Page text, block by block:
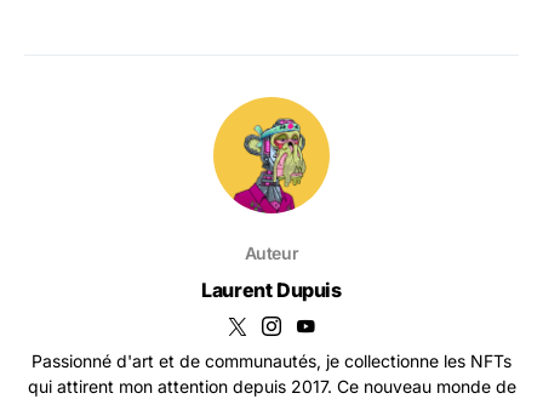
Auteur
Laurent Dupuis
Passionné d'art et de communautés, je collectionne les NFTs
qui attirent mon attention depuis 2017. Ce nouveau monde de